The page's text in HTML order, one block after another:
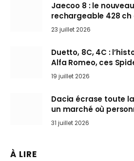
Jaecoo 8 : le
rechargeable 428 ch
arrive en Europe cet
23 juillet 2026
Duetto, 8C, 4C :
Alfa Romeo, ces
l’art de rouler
19 juillet 2026
Dacia écrase toute
un marché où
31 juillet 2026
À LIRE